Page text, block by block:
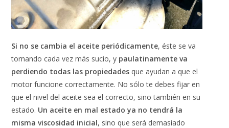
Si no se cambia el aceite periódicamente, éste se va
tornando cada vez más sucio, y paulatinamente va
perdiendo todas las propiedades que ayudan a que el
motor funcione correctamente. No sólo te debes fijar en
que el nivel del aceite sea el correcto, sino también en su
estado. Un aceite en mal estado ya no tendrá la
misma viscosidad inicial, sino que será demasiado